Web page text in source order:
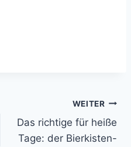
WEITER
Das richtige für heiße
Tage: der Bierkisten-